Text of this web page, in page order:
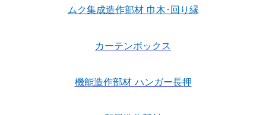
ムク集成造作部材 巾木･回り縁
カーテンボックス
機能造作部材 ハンガー長押